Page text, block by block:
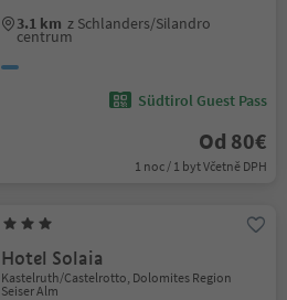
3.1 km z Schlanders/Silandro
centrum
Südtirol Guest Pass
Od 80€
1 noc / 1 byt Včetně DPH
Hotel Solaia
Kastelruth/Castelrotto, Dolomites Region
Seiser Alm